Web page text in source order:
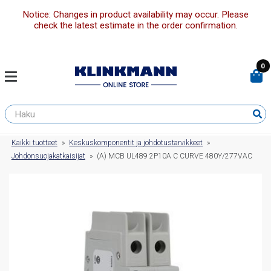
Notice: Changes in product availability may occur. Please
check the latest estimate in the order confirmation.
0
Kaikki tuotteet » Keskuskomponentit ja johdotustarvikkeet »
Johdonsuojakatkaisijat » (A) MCB UL489 2P10A C CURVE 480Y/277VAC